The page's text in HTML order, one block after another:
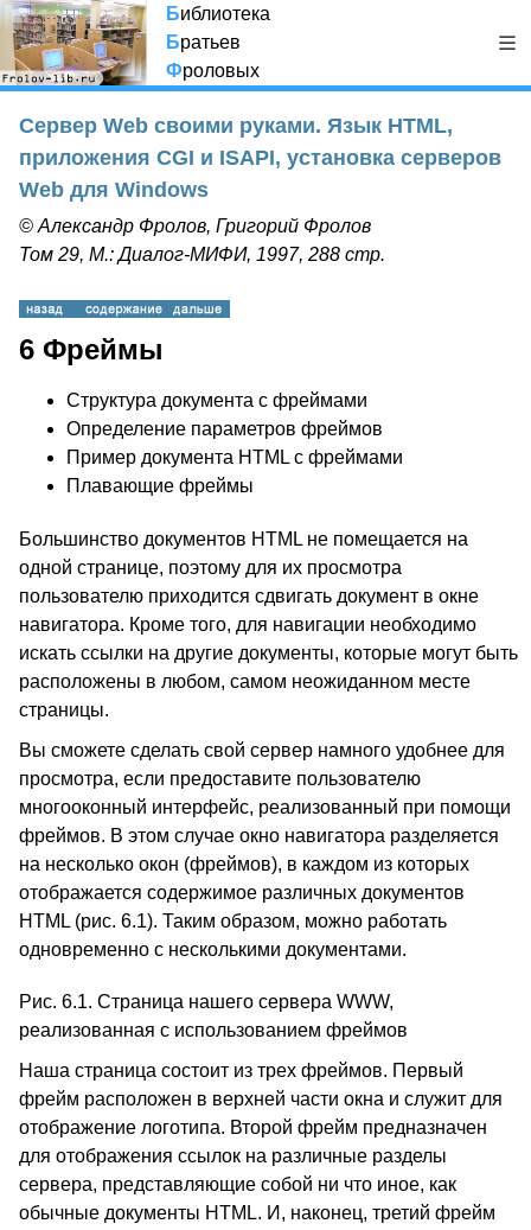
Библиотека
Братьев
Фроловых
Сервер Web своими руками. Язык HTML,
приложения CGI и ISAPI, установка серверов
Web для Windows
© Александр Фролов, Григорий Фролов
Том 29, М.: Диалог-МИФИ, 1997, 288 стр.
6 Фреймы
Структура документа с фреймами
Определение параметров фреймов
Пример документа HTML с фреймами
Плавающие фреймы
Большинство документов HTML не помещается на
одной странице, поэтому для их просмотра
пользователю приходится сдвигать документ в окне
навигатора. Кроме того, для навигации необходимо
искать ссылки на другие документы, которые могут быть
расположены в любом, самом неожиданном месте
страницы.
Вы сможете сделать свой сервер намного удобнее для
просмотра, если предоставите пользователю
многооконный интерфейс, реализованный при помощи
фреймов. В этом случае окно навигатора разделяется
на несколько окон (фреймов), в каждом из которых
отображается содержимое различных документов
HTML (рис. 6.1). Таким образом, можно работать
одновременно с несколькими документами.
Рис. 6.1. Страница нашего сервера WWW,
реализованная с использованием фреймов
Наша страница состоит из трех фреймов. Первый
фрейм расположен в верхней части окна и служит для
отображение логотипа. Второй фрейм предназначен
для отображения ссылок на различные разделы
сервера, представляющие собой ни что иное, как
обычные документы HTML. И, наконец, третий фрейм